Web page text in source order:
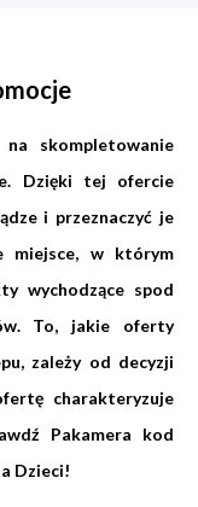
skompletowanie
Dzięki tej ofercie
i przeznaczyć je
miejsce, w którym
wychodzące spod
To, jakie oferty
zależy od decyzji
charakteryzuje
Pakamera kod
Dzieci!